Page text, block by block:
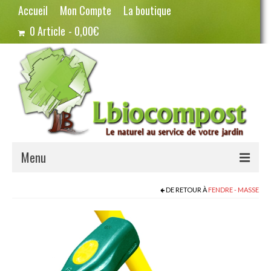
Accueil Mon Compte
La boutique
0 Article
0,00€
Menu
Potager – Graines
Haricots
Pois
DE RETOUR À FENDRE - MASSE